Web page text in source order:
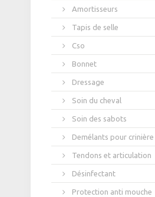
Amortisseurs
Tapis de selle
Cso
Bonnet
Dressage
Soin du cheval
Soin des sabots
Demélants pour crinière
Tendons et articulation
Désinfectant
Protection anti mouche